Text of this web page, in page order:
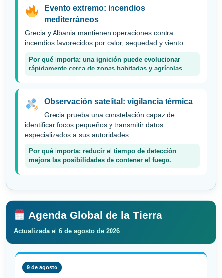
Evento extremo: incendios
mediterráneos
Grecia y Albania mantienen operaciones contra
incendios favorecidos por calor, sequedad y viento.
Por qué importa: una ignición puede evolucionar
rápidamente cerca de zonas habitadas y agrícolas.
Observación satelital: vigilancia térmica
Grecia prueba una constelación capaz de
identificar focos pequeños y transmitir datos
especializados a sus autoridades.
Por qué importa: reducir el tiempo de detección
mejora las posibilidades de contener el fuego.
Agenda Global de la Tierra
Actualizada el 6 de agosto de 2026
9 de agosto